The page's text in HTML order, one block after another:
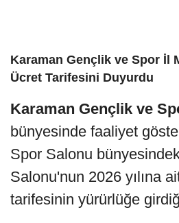
Karaman Gençlik ve Spor İl
Ücret Tarifesini Duyurdu
Karaman Gençlik ve
bünyesinde faaliyet
Spor Salonu
Salonu'nun 2026 yılına
tarifesinin yürürlüğe